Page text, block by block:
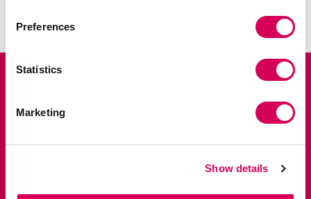
Preferences
Statistics
Marketing
Show details
Soyez parmi les premiers à découvrir les nouveautés en avant-